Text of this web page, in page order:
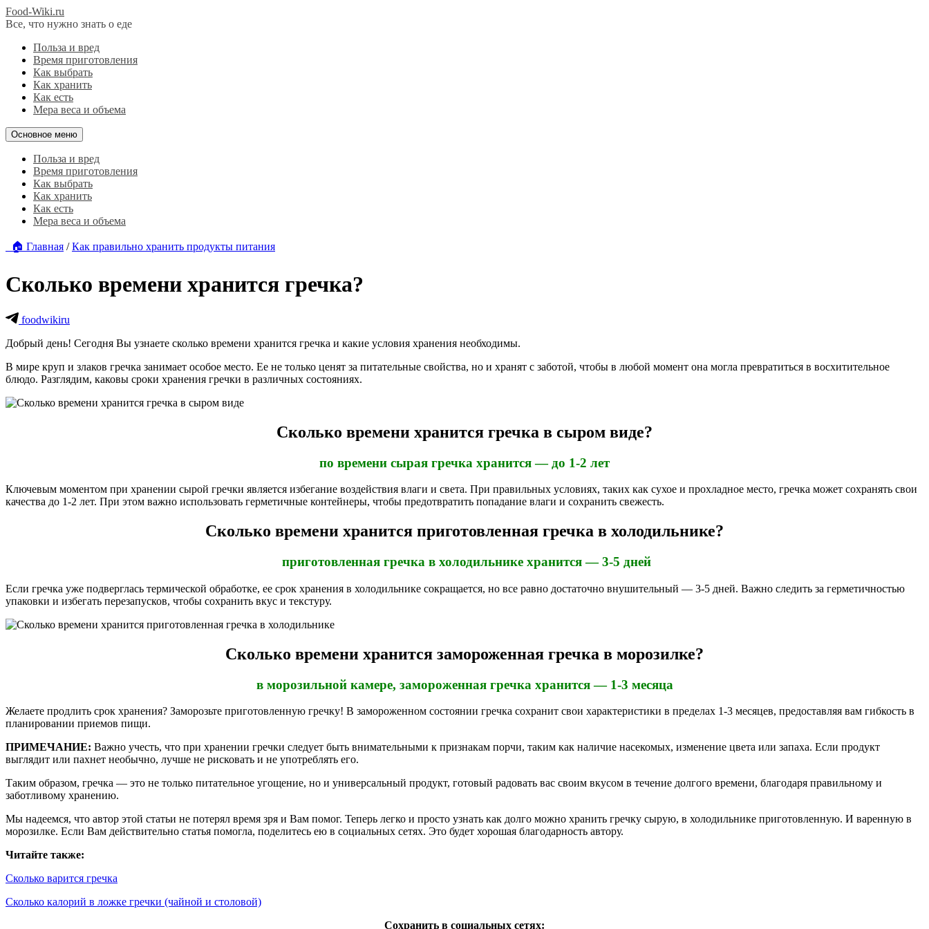
Food-Wiki.ru
Все, что нужно знать о еде
Польза и вред
Время приготовления
Как выбрать
Как хранить
Как есть
Мера веса и объема
Основное меню
Польза и вред
Время приготовления
Как выбрать
Как хранить
Как есть
Мера веса и объема
🏠 Главная /Как правильно хранить продукты питания
Сколько времени хранится гречка?
foodwikiru
Добрый день! Сегодня Вы узнаете сколько времени хранится гречка и какие условия хранения необходимы.
В мире круп и злаков гречка занимает особое место. Ее не только ценят за питательные свойства, но и хранят с заботой, чтобы в любой момент она могла превратиться в восхитительное
блюдо. Разглядим, каковы сроки хранения гречки в различных состояниях.
Сколько времени хранится гречка в сыром виде?
по времени сырая гречка хранится — до 1-2 лет
Ключевым моментом при хранении сырой гречки является избегание воздействия влаги и света. При правильных условиях, таких как сухое и прохладное место, гречка может сохранять свои
качества до 1-2 лет. При этом важно использовать герметичные контейнеры, чтобы предотвратить попадание влаги и сохранить свежесть.
Сколько времени хранится приготовленная гречка в холодильнике?
приготовленная гречка в холодильнике хранится — 3-5 дней
Если гречка уже подверглась термической обработке, ее срок хранения в холодильнике сокращается, но все равно достаточно внушительный — 3-5 дней. Важно следить за герметичностью
упаковки и избегать перезапусков, чтобы сохранить вкус и текстуру.
Сколько времени хранится замороженная гречка в морозилке?
в морозильной камере, замороженная гречка хранится — 1-3 месяца
Желаете продлить срок хранения? Заморозьте приготовленную гречку! В замороженном состоянии гречка сохранит свои характеристики в пределах 1-3 месяцев, предоставляя вам гибкость в
планировании приемов пищи.
ПРИМЕЧАНИЕ: Важно учесть, что при хранении гречки следует быть внимательными к признакам порчи, таким как наличие насекомых, изменение цвета или запаха. Если продукт
выглядит или пахнет необычно, лучше не рисковать и не употреблять его.
Таким образом, гречка — это не только питательное угощение, но и универсальный продукт, готовый радовать вас своим вкусом в течение долгого времени, благодаря правильному и
заботливому хранению.
Мы надеемся, что автор этой статьи не потерял время зря и Вам помог. Теперь легко и просто узнать как долго можно хранить гречку сырую, в холодильнике приготовленную. И варенную в
морозилке. Если Вам действительно статья помогла, поделитесь ею в социальных сетях. Это будет хорошая благодарность автору.
Читайте также:
Сколько варится гречка
Сколько калорий в ложке гречки (чайной и столовой)
Сохранить в социальных сетях: